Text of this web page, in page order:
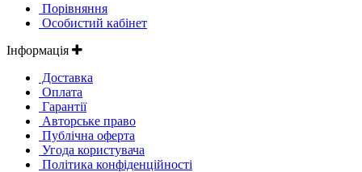
Порівняння
Особистий кабінет
Інформація
Доставка
Оплата
Гарантії
Авторське право
Публічна оферта
Угода користувача
Політика конфіденційності